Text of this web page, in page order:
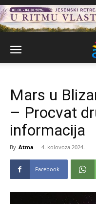
Mars u
– Procvat
informacija
By Atma - 4. kolovoza 2024.
Facebook